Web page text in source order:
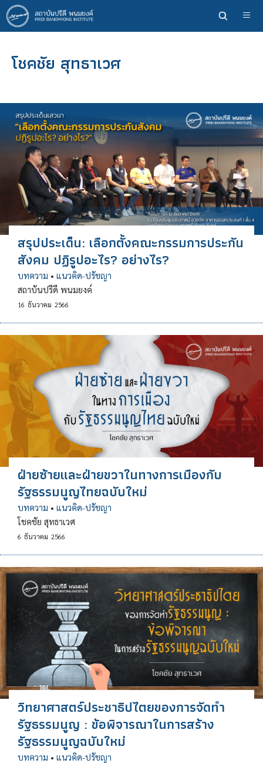
ข้าม
ไป
ยัง
หลักโชคชัย สุทธาเวศ
สรุปประเด็น: เลือกตั้งคณะกรรมการประกัน
สังคม ปฏิรูปอะไร? อย่างไร?
บทความ • แนวคิด-ปรัชญา
สถาบันปรีดี พนมยงค์
16 ธันวาคม 2566
ฝ่ายซ้ายและฝ่ายขวาในทางการเมืองกับ
รัฐธรรมนูญไทยฉบับใหม่
บทความ • แนวคิด-ปรัชญา
โชคชัย สุทธาเวศ
6 ธันวาคม 2566
วิทยาศาสตร์ประชาธิปไตยของการจัดทำ
รัฐธรรมนูญ : ข้อพิจารณาในการสร้าง
รัฐธรรมนูญฉบับใหม่
บทความ • แนวคิด-ปรัชญา